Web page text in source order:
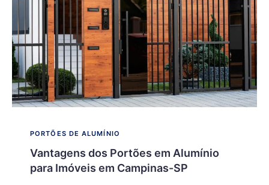
PORTÕES DE ALUMÍNIO
Vantagens dos Portões em Alumínio
para Imóveis em Campinas-SP